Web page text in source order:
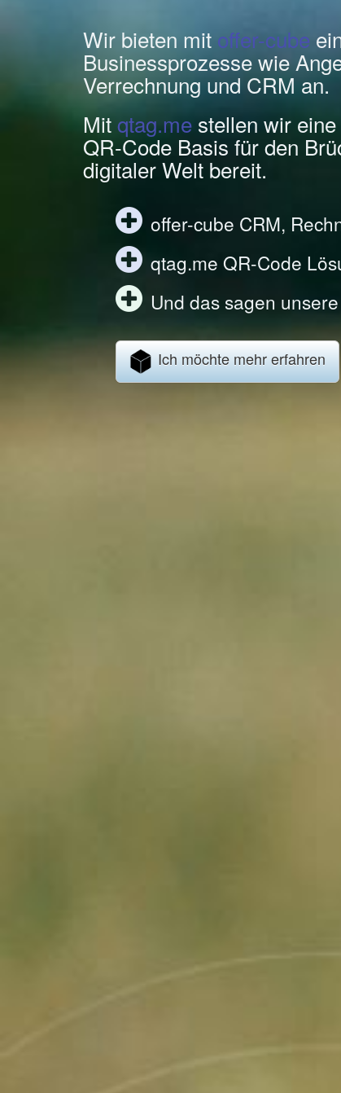
Wir bieten mit offer-cube
Businessprozesse wie
Verrechnung und CRM an.
Mitqtag.me stellen wir
QR-Code Basis für den
digitaler Welt bereit.
offer-cube CRM,
qtag.me QR-Code
Und das sagen
Ich möchte mehr erfahren